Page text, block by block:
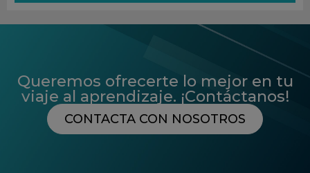
Queremos ofrecerte lo mejor en tu
viaje al aprendizaje. ¡Contáctanos!
CONTACTA CON NOSOTROS